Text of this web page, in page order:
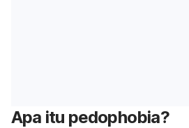
Apa itu pedophobia?